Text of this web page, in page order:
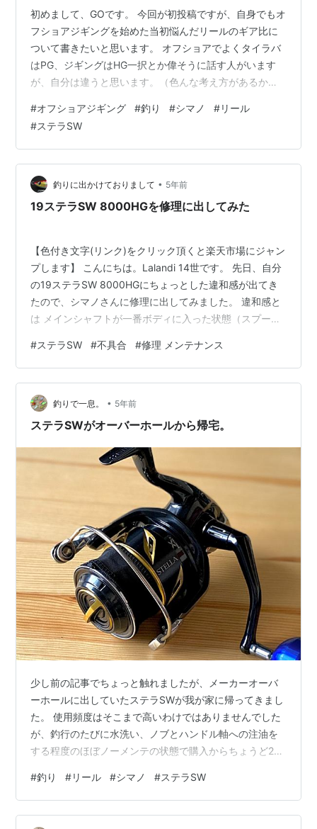
初めまして、GOです。 今回が初投稿ですが、自身でもオ
フショアジギングを始めた当初悩んだリールのギア比に
ついて書きたいと思います。 オフショアでよくタイラバ
はPG、ジギングはHG一択とか偉そうに話す人がいます
が、自分は違うと思います。（色んな考え方があるから
かした事がない人に多いです。 リールのサイズを完全に
無視したギア比で話されています。 私の考えですが、先
に結論から行きます。 オフショアジギングにおけるギア
比は下記がベスト！ 4000番 XGかHG 5000、6000番
HG（小柄な方はPGもあり） 8000番 PG ※リールの番手
表示は…
#オフショアジギング #釣り #シマノ #リール
#ステラSW
釣りに出かけておりまして • 5年前
19ステラSW 8000HGを修理に出してみた
【色付き文字(リンク)をクリック頂くと楽天市場にジャン
プします】 こんにちは。Lalandi 14世です。 先日、自分
の19ステラSW 8000HGにちょっとした違和感が出てき
たので、シマノさんに修理に出してみました。 違和感と
は メインシャフトが一番ボディに入った状態（スプール
くなるのです。 ↓この辺 ステラSW 修理 リールを落とし
たり強くぶつけたりすると、メインシャフトが曲がって
こんな症状になることがありますが、シャフトが曲がる
ような心当たりが全くありません。。。。普通に取り扱
ってハマチに遊んでもらっただけなんだけどな。。。
#ステラSW #不具合 #修理 メンテナンス
釣りで一息。 • 5年前
ステラSWがオーバーホールから帰宅。
少し前の記事でちょっと触れましたが、メーカーオーバ
ーホールに出していたステラSWが我が家に帰ってきまし
た。 使用頻度はそこまで高いわけではありませんでした
が、釣行のたびに水洗い、ノブとハンドル軸への注油を
する程度のほぼノーメンテの状態で購入からちょうど2年
くるようになっていたので、この冬のブリジギングを終
えたところでメーカーオーバーホールに出すことにしま
した。 ・・・というのが2週間前のこと。 お願いしてい
#釣り #リール #シマノ #ステラSW